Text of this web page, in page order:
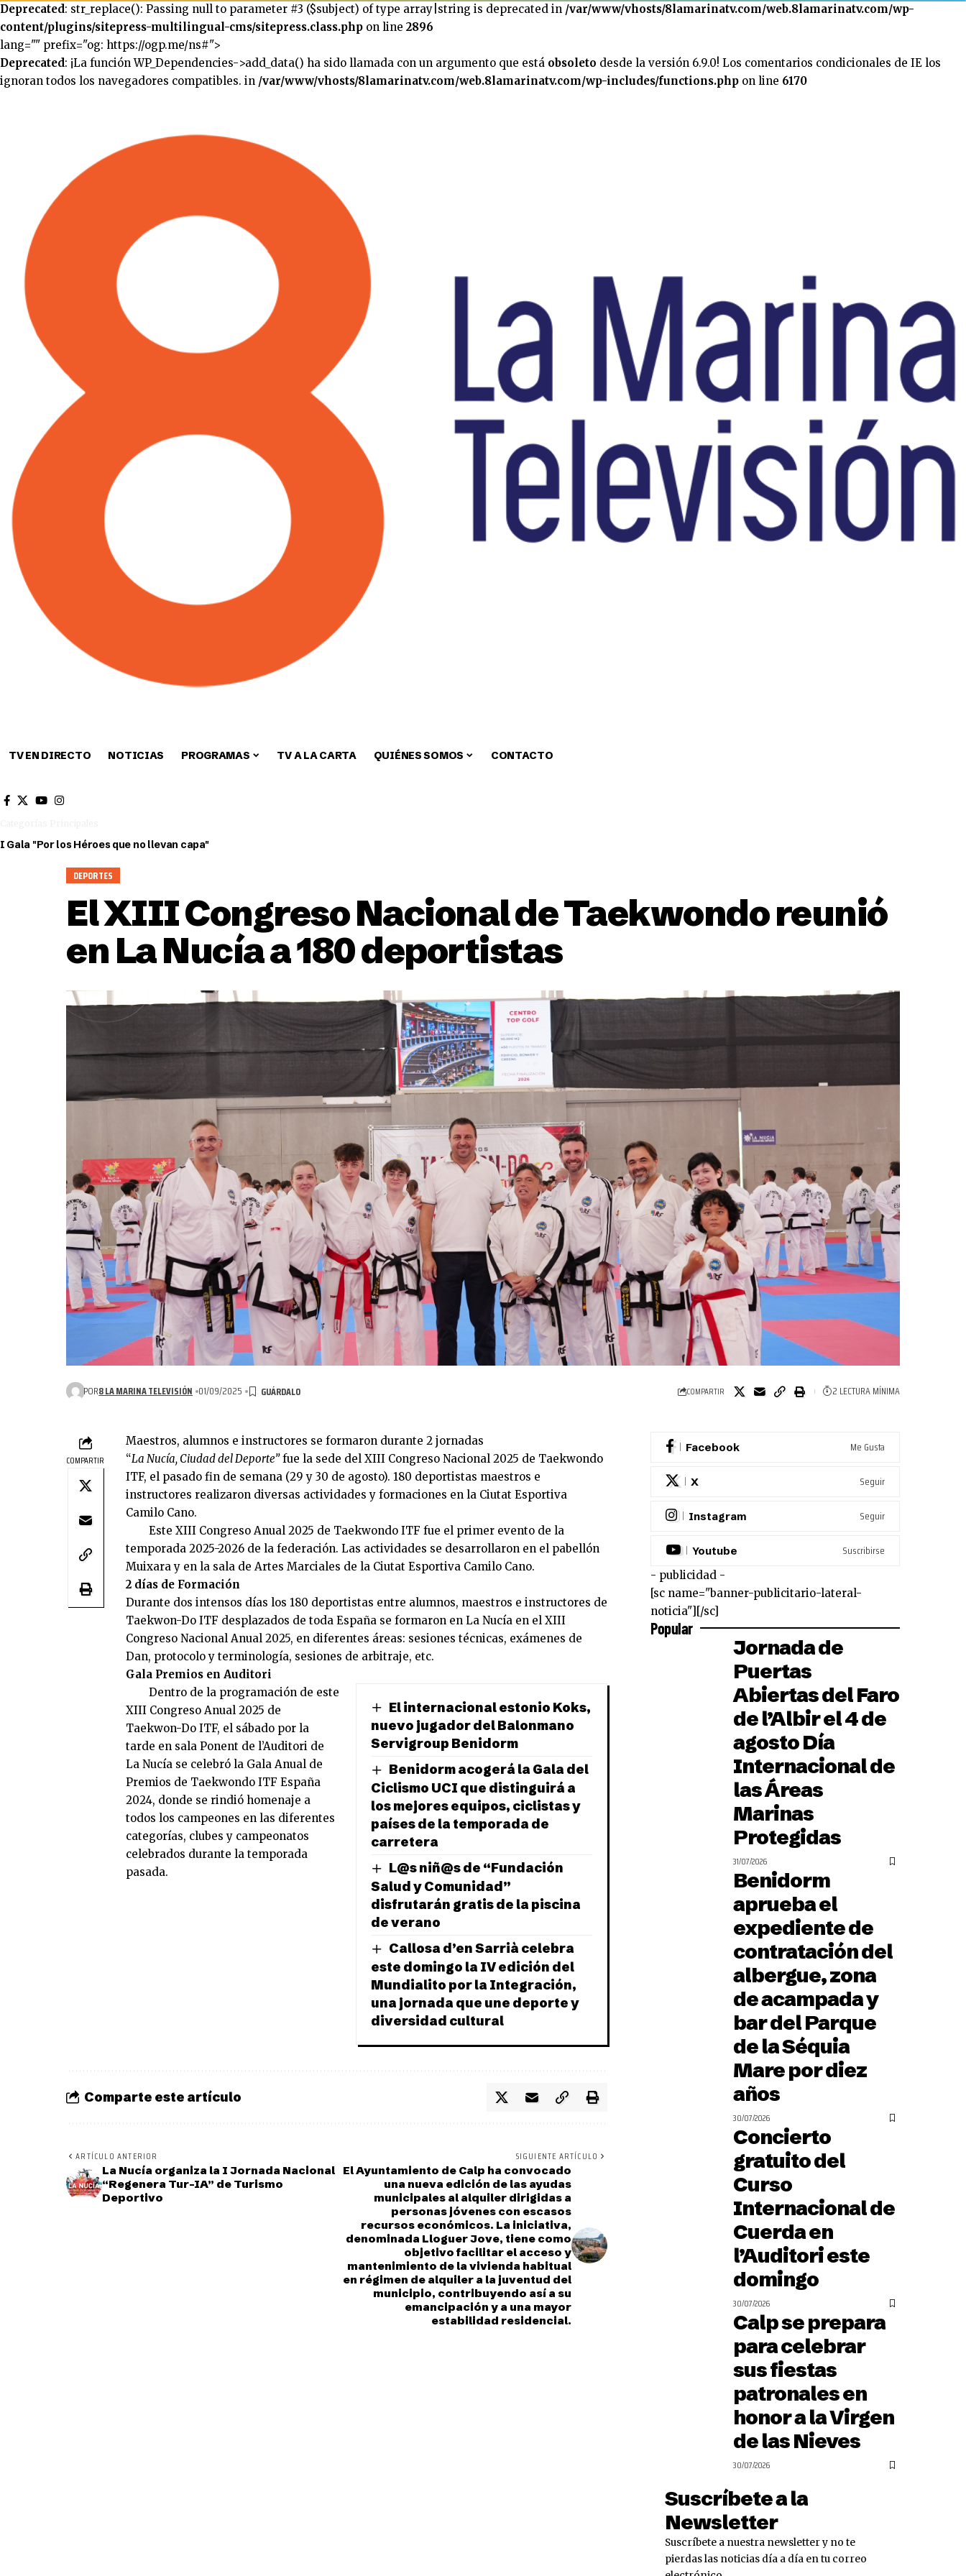
Deprecated: str_replace(): Passing null to parameter #3 ($subject) of type array|string is deprecated in /var/www/vhosts/8lamarinatv.com/web.8lamarinatv.com/wp-
content/plugins/sitepress-multilingual-cms/sitepress.class.php on line 2896
lang="" prefix="og: https://ogp.me/ns#">
Deprecated: ¡La función WP_Dependencies->add_data() ha sido llamada con un argumento que está obsoleto desde la versión 6.9.0! Los comentarios condicionales de IE los
ignoran todos los navegadores compatibles. in /var/www/vhosts/8lamarinatv.com/web.8lamarinatv.com/wp-includes/functions.php on line 6170
TV EN DIRECTO NOTICIAS PROGRAMAS TV A LA CARTA QUIÉNES SOMOS CONTACTO
I Gala "Por los Héroes que no llevan capa"
DEPORTES
El XIII Congreso Nacional de Taekwondo reunió
en La Nucía a 180 deportistas
POR8 LA MARINA TELEVISIÓN 01/09/2025 COMPARTIR 2 LECTURA MÍNIMA
COMPARTIR
Maestros, alumnos e instructores se formaron durante 2 jornadas
“La Nucía, Ciudad del Deporte”fue la sede del XIII Congreso Nacional 2025 de Taekwondo
ITF, el pasado fin de semana (29 y 30 de agosto). 180 deportistas maestros e
instructores realizaron diversas actividades y formaciones en la Ciutat Esportiva
Camilo Cano.
Este XIII Congreso Anual 2025 de Taekwondo ITF fue el primer evento de la
temporada 2025-2026 de la federación. Las actividades se desarrollaron en el pabellón
Muixara y en la sala de Artes Marciales de la Ciutat Esportiva Camilo Cano.
2 días de Formación
Durante dos intensos días los 180 deportistas entre alumnos, maestros e instructores de
Taekwon-Do ITF desplazados de toda España se formaron en La Nucía en el XIII
Congreso Nacional Anual 2025, en diferentes áreas: sesiones técnicas, exámenes de
Dan, protocolo y terminología, sesiones de arbitraje, etc.
Gala Premios en Auditori
El internacional estonio Koks,
nuevo jugador del Balonmano
Servigroup Benidorm
Benidorm acogerá la Gala del
Ciclismo UCI que distinguirá a
los mejores equipos, ciclistas y
países de la temporada de
carretera
L@s niñ@s de “Fundación
Salud y Comunidad”
disfrutarán gratis de la piscina
de verano
Callosa d’en Sarrià celebra
este domingo la IV edición del
Mundialito por la Integración,
una jornada que une deporte y
diversidad cultural
Dentro de la programación de este
XIII Congreso Anual 2025 de
Taekwon-Do ITF, el sábado por la
tarde en sala Ponent de l’Auditori de
La Nucía se celebró la Gala Anual de
Premios de Taekwondo ITF España
2024, donde se rindió homenaje a
todos los campeones en las diferentes
categorías, clubes y campeonatos
celebrados durante la temporada
pasada.
Comparte este artículo
ARTÍCULO ANTERIOR
La Nucía organiza la I Jornada Nacional
“Regenera Tur-IA” de Turismo
Deportivo
SIGUIENTE ARTÍCULO
El Ayuntamiento de Calp ha convocado
una nueva edición de las ayudas
municipales al alquiler dirigidas a
personas jóvenes con escasos
recursos económicos. La iniciativa,
denominada Lloguer Jove, tiene como
objetivo facilitar el acceso y
mantenimiento de la vivienda habitual
en régimen de alquiler a la juventud del
municipio, contribuyendo así a su
emancipación y a una mayor
estabilidad residencial.
Facebook Me Gusta
X Seguir
Instagram Seguir
Youtube Suscribirse
- publicidad -
[sc name="banner-publicitario-lateral-
noticia"][/sc]
Popular
Jornada de
Puertas
Abiertas del Faro
de l’Albir el 4 de
agosto Día
Internacional de
las Áreas
Marinas
Protegidas
31/07/2026
Benidorm
aprueba el
expediente de
contratación del
albergue, zona
de acampada y
bar del Parque
de la Séquia
Mare por diez
años
30/07/2026
Concierto
gratuito del
Curso
Internacional de
Cuerda en
l’Auditori este
domingo
30/07/2026
Calp se prepara
para celebrar
sus fiestas
patronales en
honor a la Virgen
de las Nieves
30/07/2026
Suscríbete a la
Newsletter
Suscríbete a nuestra newsletter y no te
pierdas las noticias día a día en tu correo